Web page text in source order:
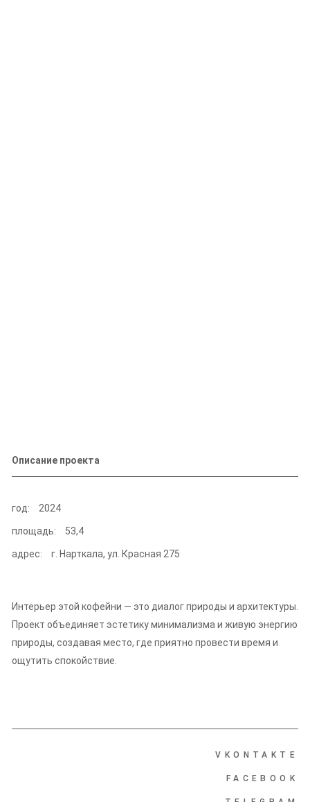
Описание проекта
год: 2024
площадь: 53,4
адрес: г. Нарткала, ул. Красная 275
Интерьер этой кофейни — это диалог природы и архитектуры.
Проект объединяет эстетику минимализма и живую энергию
природы, создавая место, где приятно провести время и
ощутить спокойствие.
VKONTAKTE
FACEBOOK